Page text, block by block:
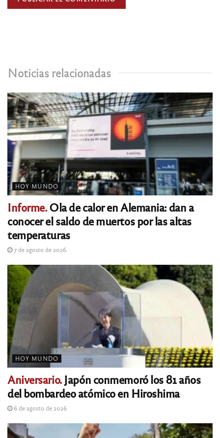
Noticias relacionadas
HOY MUNDO
Informe.Ola de calor en Alemania: dan a
conocer el saldo de muertos por las altas
temperaturas
7 de agosto de 2026
HOY MUNDO
Aniversario.Japón conmemoró los 81 años
del bombardeo atómico en Hiroshima
6 de agosto de 2026